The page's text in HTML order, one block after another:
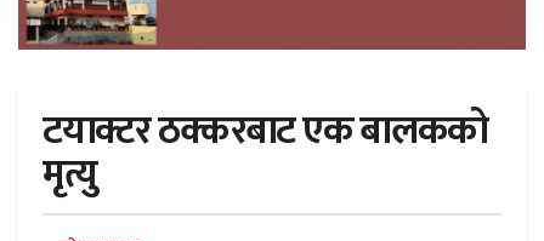
टयाक्टर ठक्करबाट एक बालकको
मृत्यु